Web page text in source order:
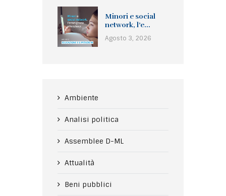
Minori e social
network, l’e...
Agosto 3, 2026
Ambiente
Analisi politica
Assemblee D-ML
Attualità
Beni pubblici